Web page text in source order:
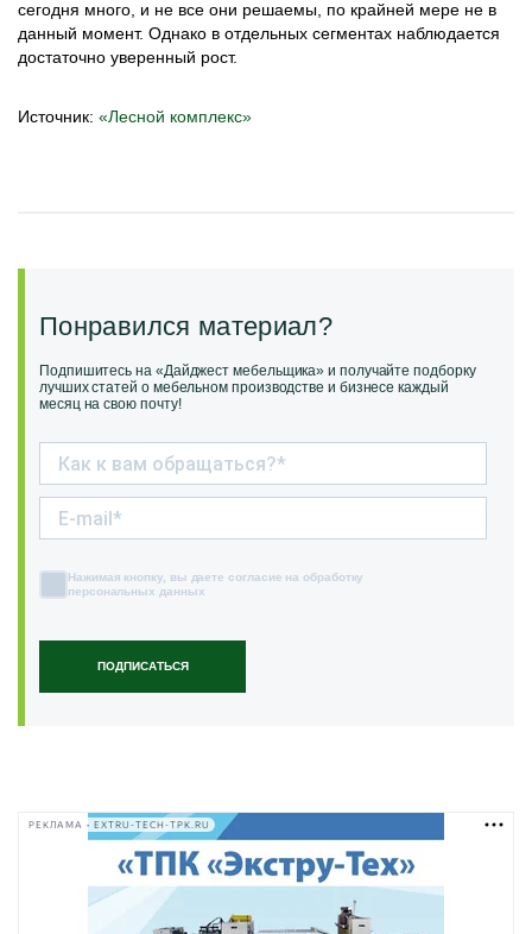
сегодня много, и не все они решаемы, по крайней мере не в
данный момент. Однако в отдельных сегментах наблюдается
достаточно уверенный рост.
Источник: «Лесной комплекс»
Понравился материал?
Подпишитесь на «Дайджест мебельщика» и получайте подборку
лучших статей о мебельном производстве и бизнесе каждый
месяц на свою почту!
ПОДПИСАТЬСЯ
Нажимая кнопку, вы даете согласие на обработку
персональных данных
РЕКЛАМА • EXTRU-TECH-TPK.RU